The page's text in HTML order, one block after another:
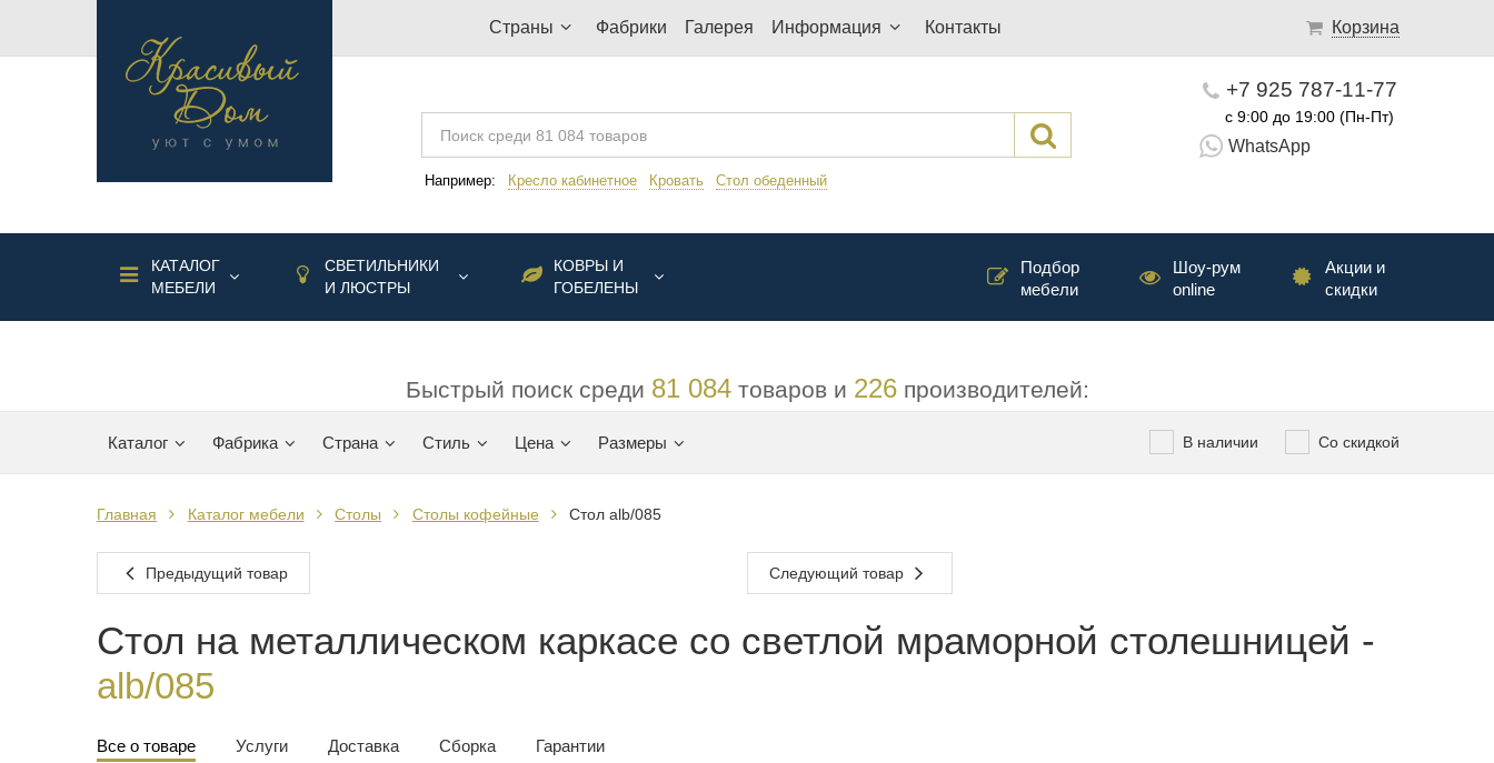
Страны Фабрики Галерея Информация Контакты Корзина
Например: Кресло кабинетное Кровать Стол обеденный
+7 925 787-11-77
с 9:00 до 19:00 (Пн-Пт)
WhatsApp
КАТАЛОГ
МЕБЕЛИ
СВЕТИЛЬНИКИ
И ЛЮСТРЫ
КОВРЫ И
ГОБЕЛЕНЫ
Акции и
скидки
Шоу-рум
online
Подбор
мебели
Быстрый поиск среди 81 084товаров и 226производителей:
Каталог Фабрика Страна Стиль Цена Размеры Со скидкой
В наличии
Главная Каталог мебели Столы Столы кофейные Стол alb/085
Предыдущий товар Следующий товар
Стол на металлическом каркасе со светлой мраморной столешницей -
alb/085
Все о товаре Услуги Доставка Сборка Гарантии